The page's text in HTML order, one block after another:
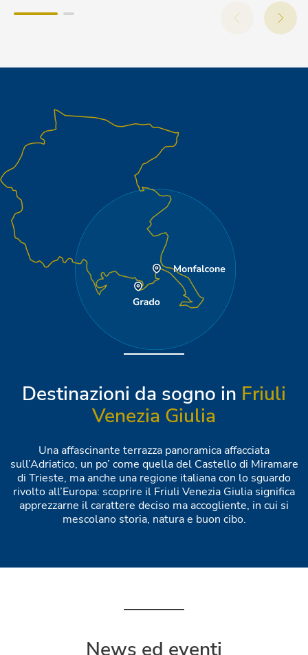
Destinazioni da sogno in Friuli
Venezia Giulia
Una affascinante terrazza panoramica affacciata
sull’Adriatico, un po’ come quella del Castello di Miramare
di Trieste, ma anche una regione italiana con lo sguardo
rivolto all’Europa: scoprire il Friuli Venezia Giulia significa
apprezzarne il carattere deciso ma accogliente, in cui si
mescolano storia, natura e buon cibo.
News ed eventi